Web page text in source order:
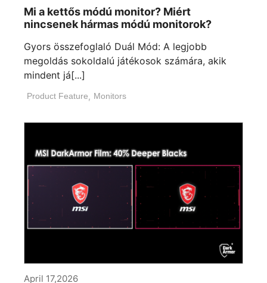
Mi a kettős módú monitor? Miért
nincsenek hármas módú monitorok?
Gyors összefoglaló Duál Mód: A legjobb
megoldás sokoldalú játékosok számára, akik
mindent já[...]
Product Feature, Monitors
April 17,2026